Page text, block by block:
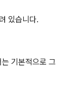
있습니다.
기본적으로 그